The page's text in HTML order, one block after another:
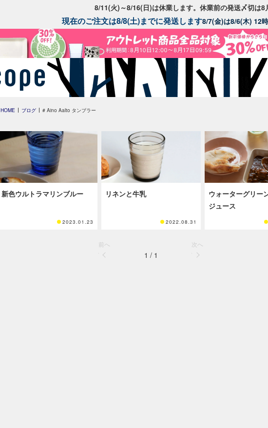
8/11(火)～8/16(日)は休業します。休業前の発送〆切は8
現在のご注文は8/8(土)までに発送します8/7(金)は8/6(木) 12
HOME ブログ # Aino Aalto タンブラー
新色ウルトラマリンブルー
2023.01.23
リネンと牛乳
2022.08.31
ウォーターグリー
ジュース
前へ
1 / 1
次へ